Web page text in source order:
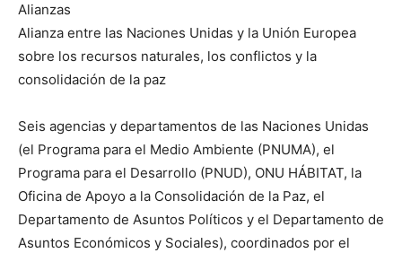
Alianzas
Alianza entre las Naciones Unidas y la Unión Europea
sobre los recursos naturales, los conflictos y la
consolidación de la paz
Seis agencias y departamentos de las Naciones Unidas
(el Programa para el Medio Ambiente (PNUMA), el
Programa para el Desarrollo (PNUD), ONU HÁBITAT, la
Oficina de Apoyo a la Consolidación de la Paz, el
Departamento de Asuntos Políticos y el Departamento de
Asuntos Económicos y Sociales), coordinados por el